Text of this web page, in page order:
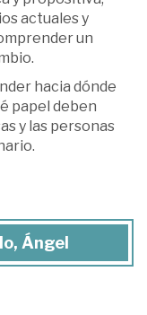
actuales y
un
hacia dónde
papel deben
y las personas
Ángel